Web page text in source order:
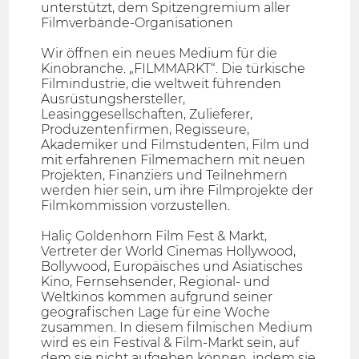
unterstützt, dem Spitzengremium aller
Filmverbände-Organisationen
Wir öffnen ein neues Medium für die
Kinobranche. „FILMMARKT“. Die türkische
Filmindustrie, die weltweit führenden
Ausrüstungshersteller,
Leasinggesellschaften, Zulieferer,
Produzentenfirmen, Regisseure,
Akademiker und Filmstudenten, Film und
mit erfahrenen Filmemachern mit neuen
Projekten, Finanziers und Teilnehmern
werden hier sein, um ihre Filmprojekte der
Filmkommission vorzustellen.
Haliç Goldenhorn Film Fest & Markt,
Vertreter der World Cinemas Hollywood,
Bollywood, Europäisches und Asiatisches
Kino, Fernsehsender, Regional- und
Weltkinos kommen aufgrund seiner
geografischen Lage für eine Woche
zusammen. In diesem filmischen Medium
wird es ein Festival & Film-Markt sein, auf